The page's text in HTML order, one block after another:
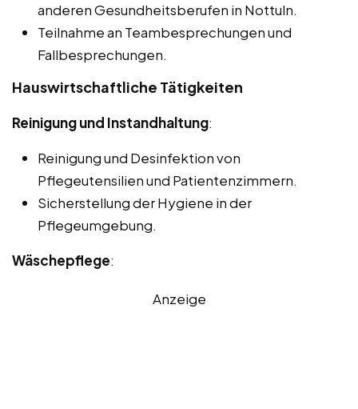
anderen Gesundheitsberufen in Nottuln.
Teilnahme an Teambesprechungen und
Fallbesprechungen.
Hauswirtschaftliche Tätigkeiten
Reinigung und Instandhaltung:
Reinigung und Desinfektion von
Pflegeutensilien und Patientenzimmern.
Sicherstellung der Hygiene in der
Pflegeumgebung.
Wäschepflege:
Anzeige